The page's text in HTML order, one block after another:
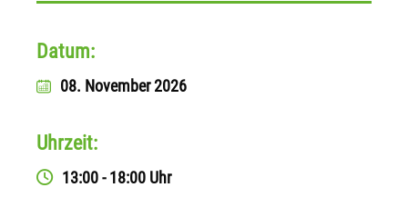
Datum:
08. November 2026
Uhrzeit:
13:00 - 18:00 Uhr